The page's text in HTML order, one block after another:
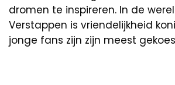
dromen te inspireren. In de
Verstappen is vriendelijkheid
jonge fans zijn zijn meest